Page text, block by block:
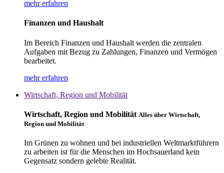
mehr erfahren
Finanzen und Haushalt
Im Bereich Finanzen und Haushalt werden die zentralen
Aufgaben mit Bezug zu Zahlungen, Finanzen und Vermögen
bearbeitet.
mehr erfahren
Wirtschaft, Region und Mobilität
Wirtschaft, Region und Mobilität Alles über Wirtschaft,
Region und Mobilität
Im Grünen zu wohnen und bei industriellen Weltmarktführern
zu arbeiten ist für die Menschen im Hochsauerland kein
Gegensatz sondern gelebte Realität.